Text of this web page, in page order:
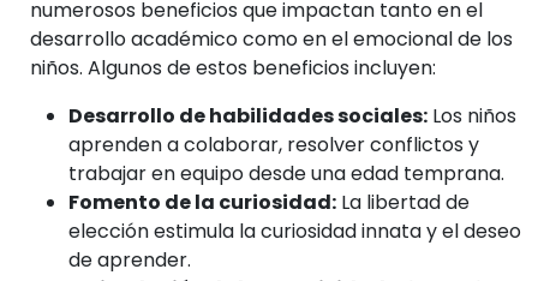
numerosos beneficios que impactan tanto en el
desarrollo académico como en el emocional de los
niños. Algunos de estos beneficios incluyen:
Desarrollo de habilidades sociales: Los niños
aprenden a colaborar, resolver conflictos y
trabajar en equipo desde una edad temprana.
Fomento de la curiosidad: La libertad de
elección estimula la curiosidad innata y el deseo
de aprender.